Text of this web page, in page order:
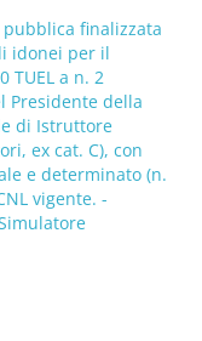
finalizzata
idonei per il
TUEL a n. 2
Presidente della
di Istruttore
ex cat. C), con
e determinato (n.
vigente. -